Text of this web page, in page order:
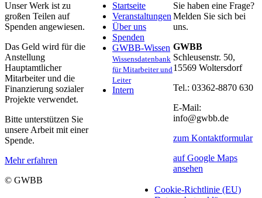
Unser Werk ist zu
großen Teilen auf
Spenden angewiesen.
Das Geld wird für die
Anstellung
Hauptamtlicher
Mitarbeiter und die
Finanzierung sozialer
Projekte verwendet.
Bitte unterstützen Sie
unsere Arbeit mit einer
Spende.
Mehr erfahren
Startseite
Veranstaltungen
Über uns
Spenden
GWBB-Wissen
Wissensdatenbank
für Mitarbeiter und
Leiter
Intern
Sie haben eine Frage?
Melden Sie sich bei
uns.
GWBB
Schleusenstr. 50,
15569 Woltersdorf
Tel.: 03362-8870 630
E-Mail:
info@gwbb.de
zum Kontaktformular
auf Google Maps
ansehen
© GWBB
Cookie-Richtlinie (EU)